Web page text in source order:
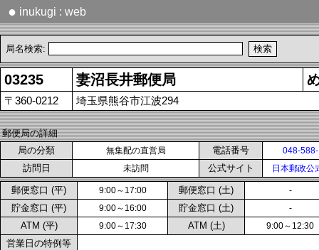
● inukugi : web
局名検索:
03235 妻沼長井郵便局
〒360-0212 埼玉県熊谷市江波294
郵便局の詳細
局の分類
無集配の直営局 電話番号 048-
訪問日 未訪問 公式サイト 日本郵政公
郵便窓口 (平) 9:00～17:00 郵便窓口 (土) -
貯金窓口 (平) 9:00～16:00 貯金窓口 (土) -
ATM (平) 9:00～17:30 ATM (土) 9:00～12:30
営業日の特例等